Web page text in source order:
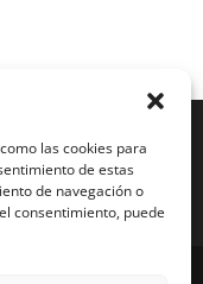
las cookies para
de estas
de navegación o
consentimiento, puede